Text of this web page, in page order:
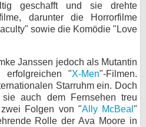
geschafft und sie drehte
darunter die Horrorfilme
sowie die Komödie "Love
Janssen jedoch als Mutantin
"X-Men"-Filmen.
Starruhm ein. Doch
auch dem Fernsehen treu
Folgen von "Ally McBeal "
Rolle der Ava Moore in
Datenschutz
Cookie-Einstellungen
Impressum
Ansicht
myFanbase